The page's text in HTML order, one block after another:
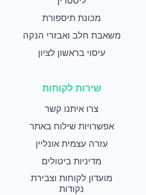
מכונת תיספורת
משאבת חלב ואבזרי הנקה
עיסוי בראשון לציון
שירות לקוחות
צרו איתנו קשר
אפשרויות שילוח באתר
עזרה עצמית אונליין
מדיניות ביטולים
מועדון לקוחות וצבירת
נקודות